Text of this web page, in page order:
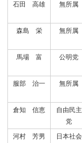
石田 高雄
無所属
森島 栄
無所属
馬場 富
公明党
服部 治一
無所属
倉知 信恵
自由民主
党
河村 芳男
日本社会